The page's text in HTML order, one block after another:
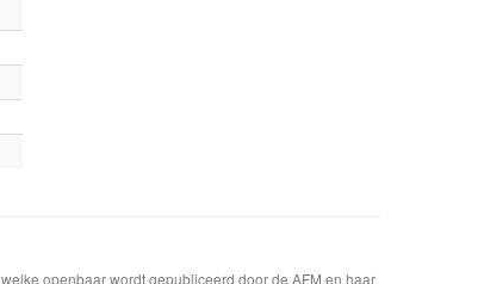
openbaar wordt gepubliceerd door de AFM en haar